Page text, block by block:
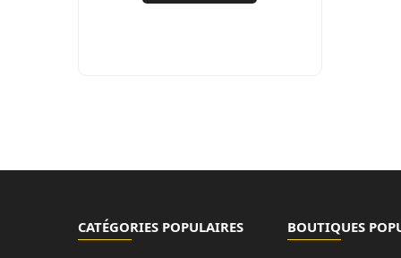
CATÉGORIES POPULAIRES BOUTIQUES